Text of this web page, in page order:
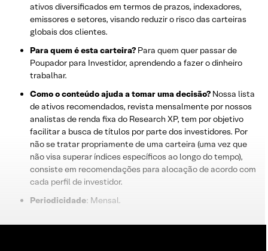
ativos diversificados em termos de prazos, indexadores,
emissores e setores, visando reduzir o risco das carteiras
globais dos clientes.
Para quem é esta carteira? Para quem quer passar de
Poupador para Investidor, aprendendo a fazer o dinheiro
trabalhar.
Como o conteúdo ajuda a tomar uma decisão? Nossa lista
de ativos recomendados, revista mensalmente por nossos
analistas de renda fixa do Research XP, tem por objetivo
facilitar a busca de títulos por parte dos investidores. Por
não se tratar propriamente de uma carteira (uma vez que
não visa superar índices específicos ao longo do tempo),
consiste em recomendações para alocação de acordo com
cada perfil de investidor.
Periodicidade: Mensal.